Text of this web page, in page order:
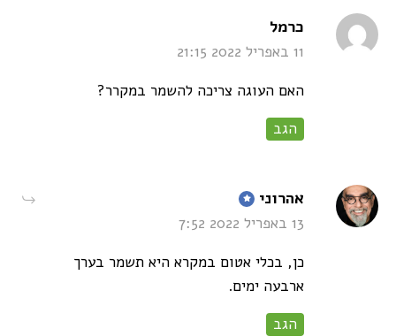
כרמל
11 באפריל 2022 21:15
האם העוגה צריכה להשמר במקרר?
הגב
אהרוני says:
13 באפריל 2022 7:52
כן, בכלי אטום במקרא היא תשמר בערך
ארבעה ימים.
הגב